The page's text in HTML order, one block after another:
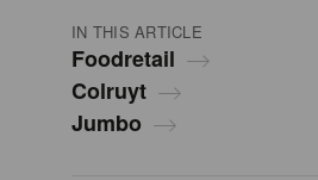
IN THIS ARTICLE
Foodretail
Colruyt
Jumbo